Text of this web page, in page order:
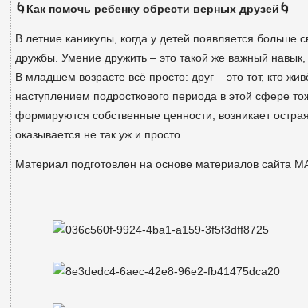
🌀Как помочь ребенку обрести верных друзей🌀
В летние каникулы, когда у детей появляется больше
дружбы. Умение дружить – это такой же важный
В младшем возрасте всё просто: друг – это тот, кто
наступлением подросткового периода в этой сфере
формируются собственные ценности, возникает
оказывается не так уж и просто.
Материал подготовлен на основе материалов сайта